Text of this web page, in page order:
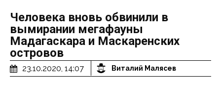
Человека вновь обвинили в
вымирании мегафауны
Мадагаскара и Маскаренских
островов
23.10.2020, 14:07 Виталий Малясев